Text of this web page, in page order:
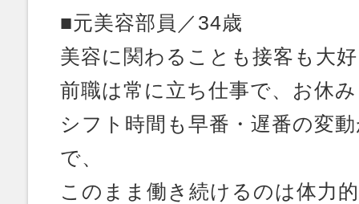
■元美容部員／34歳
美容に関わることも接客も大
前職は常に立ち仕事で、お休
シフト時間も早番・遅番の変
で、
このまま働き続けるのは体力